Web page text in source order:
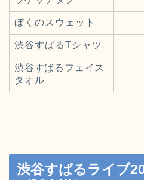
ぼくのスウェット
渋谷すばるTシャツ
渋谷すばるフェイス
タオル
渋谷すばるライブ